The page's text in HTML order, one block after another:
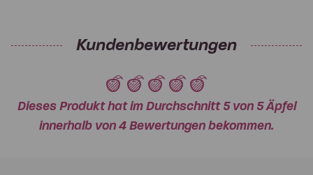
Kundenbewertungen
Dieses Produkt hat im Durchschnitt 5 von 5 Äpfel
innerhalb von 4 Bewertungen bekommen.